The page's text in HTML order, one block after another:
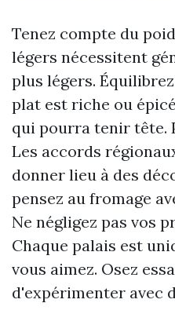
Tenez compte du
légers nécessitent
plus légers.
plat est riche ou
qui pourra tenir tête.
Les accords
donner lieu à des
pensez au fromage
Ne négligez pas vos
Chaque palais est
vous aimez. Osez
d'expérimenter avec